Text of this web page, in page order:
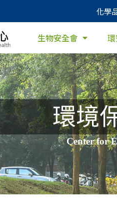
化學
生物安全會
環境
Center for